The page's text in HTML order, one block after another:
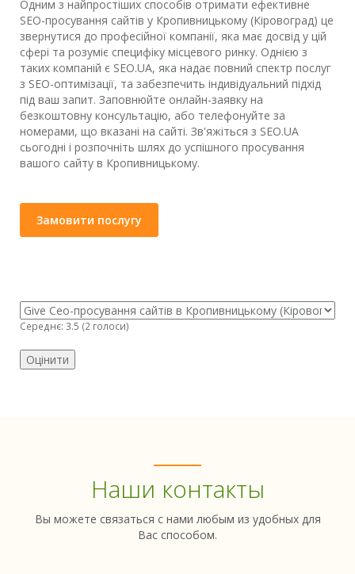
Одним з найпростіших способів отримати ефективне
SEO-просування сайтів у Кропивницькому (Кіровоград) це
звернутися до професійної компанії, яка має досвід у цій
сфері та розуміє специфіку місцевого ринку. Однією з
таких компаній є SEO.UA, яка надає повний спектр послуг
з SEO-оптимізації, та забезпечить індивідуальний підхід
під ваш запит. Заповнюйте онлайн-заявку на
безкоштовну консультацію, або телефонуйте за
номерами, що вказані на сайті. Зв'яжіться з SEO.UA
сьогодні і розпочніть шлях до успішного просування
вашого сайту в Кропивницькому.
Замовити послугу
Середнє: 3.5 (2 голоси)
Наши контакты
Вы можете связаться с нами любым из удобных для
Вас способом.